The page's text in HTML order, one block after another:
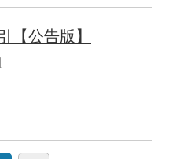
【公告版】